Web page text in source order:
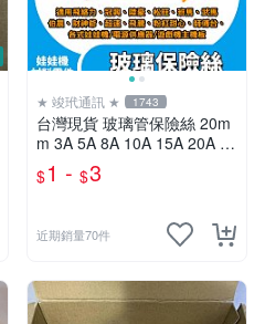
★ 竣玳通訊 ★ 1743
台灣現貨 玻璃管保險絲 20m
m 3A 5A 8A 10A 15A 20A 30
A 主機板保險絲 冠興 財神爺
飛絡力 娃娃機零件
$1 - $3
近期銷量70件